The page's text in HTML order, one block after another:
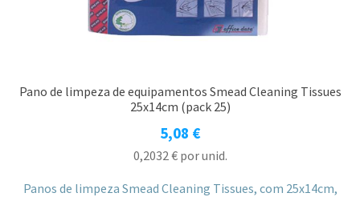
Pano de limpeza de equipamentos Smead Cleaning Tissues
25x14cm (pack 25)
5,08 €
0,2032€por unid.
Panos de limpeza Smead Cleaning Tissues, com 25x14cm,